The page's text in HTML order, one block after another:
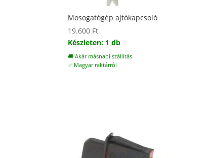
Mosogatógép ajtókapcsoló
19.600 Ft
Készleten: 1 db
🚚 Akár másnapi szállítás
✅ Magyar raktárról